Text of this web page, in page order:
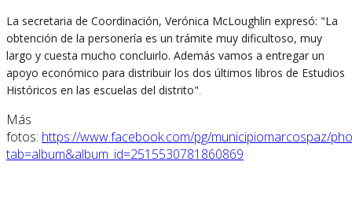
La secretaria de Coordinación, Verónica McLoughlin expresó: "La
obtención de la personería es un trámite muy dificultoso, muy
largo y cuesta mucho concluirlo. Además vamos a entregar un
apoyo económico para distribuir los dos últimos libros de Estudios
Históricos en las escuelas del distrito".
Más
fotos: https://www.facebook.com/pg/municipiomarcospaz/
tab=album&album_id=2515530781860869